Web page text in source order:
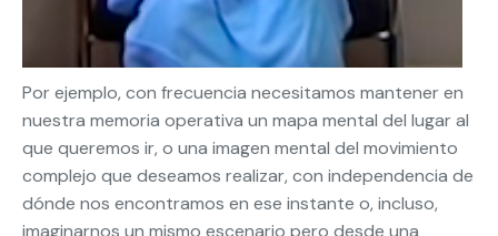
Por ejemplo, con frecuencia necesitamos mantener en
nuestra memoria operativa un mapa mental del lugar al
que queremos ir, o una imagen mental del movimiento
complejo que deseamos realizar, con independencia de
dónde nos encontramos en ese instante o, incluso,